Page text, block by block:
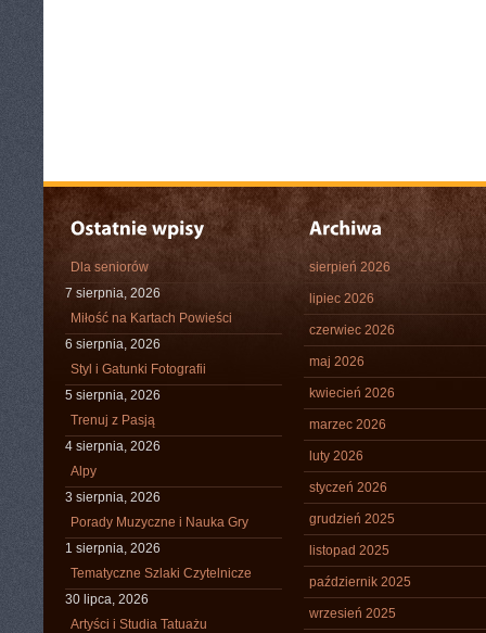
Dla seniorów
7 sierpnia, 2026
Miłość na Kartach Powieści
6 sierpnia, 2026
Styl i Gatunki Fotografii
5 sierpnia, 2026
Trenuj z Pasją
4 sierpnia, 2026
Alpy
3 sierpnia, 2026
Porady Muzyczne i Nauka Gry
1 sierpnia, 2026
Tematyczne Szlaki Czytelnicze
30 lipca, 2026
Artyści i Studia Tatuażu
sierpień 2026
lipiec 2026
czerwiec 2026
maj 2026
kwiecień 2026
marzec 2026
luty 2026
styczeń 2026
grudzień 2025
listopad 2025
październik 2025
wrzesień 2025